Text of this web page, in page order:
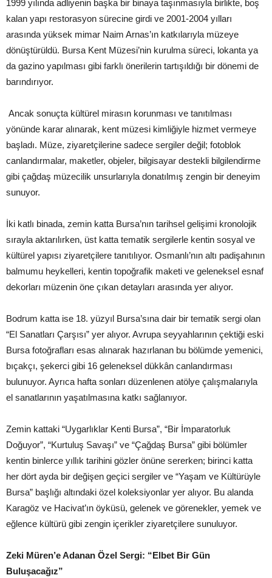
1999 yılında adliyenin başka bir binaya taşınmasıyla birlikte, boş
kalan yapı restorasyon sürecine girdi ve 2001-2004 yılları
arasında yüksek mimar Naim Arnas’ın katkılarıyla müzeye
dönüştürüldü. Bursa Kent Müzesi’nin kurulma süreci, lokanta ya
da gazino yapılması gibi farklı önerilerin tartışıldığı bir dönemi de
barındırıyor.
Ancak sonuçta kültürel mirasın korunması ve tanıtılması
yönünde karar alınarak, kent müzesi kimliğiyle hizmet vermeye
başladı. Müze, ziyaretçilerine sadece sergiler değil; fotoblok
canlandırmalar, maketler, objeler, bilgisayar destekli bilgilendirme
gibi çağdaş müzecilik unsurlarıyla donatılmış zengin bir deneyim
sunuyor.
İki katlı binada, zemin katta Bursa’nın tarihsel gelişimi kronolojik
sırayla aktarılırken, üst katta tematik sergilerle kentin sosyal ve
kültürel yapısı ziyaretçilere tanıtılıyor. Osmanlı’nın altı padişahının
balmumu heykelleri, kentin topoğrafik maketi ve geleneksel esnaf
dekorları müzenin öne çıkan detayları arasında yer alıyor.
Bodrum katta ise 18. yüzyıl Bursa’sına dair bir tematik sergi olan
“El Sanatları Çarşısı” yer alıyor. Avrupa seyyahlarının çektiği eski
Bursa fotoğrafları esas alınarak hazırlanan bu bölümde yemenici,
bıçakçı, şekerci gibi 16 geleneksel dükkân canlandırması
bulunuyor. Ayrıca hafta sonları düzenlenen atölye çalışmalarıyla
el sanatlarının yaşatılmasına katkı sağlanıyor.
Zemin kattaki “Uygarlıklar Kenti Bursa”, “Bir İmparatorluk
Doğuyor”, “Kurtuluş Savaşı” ve “Çağdaş Bursa” gibi bölümler
kentin binlerce yıllık tarihini gözler önüne sererken; birinci katta
her dört ayda bir değişen geçici sergiler ve “Yaşam ve Kültürüyle
Bursa” başlığı altındaki özel koleksiyonlar yer alıyor. Bu alanda
Karagöz ve Hacivat’ın öyküsü, gelenek ve görenekler, yemek ve
eğlence kültürü gibi zengin içerikler ziyaretçilere sunuluyor.
Zeki Müren’e Adanan Özel Sergi: “Elbet Bir Gün
Buluşacağız”